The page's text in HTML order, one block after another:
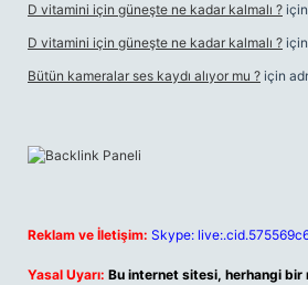
D vitamini için güneşte ne kadar kalmalı ? için
D vitamini için güneşte ne kadar kalmalı ? için
Bütün kameralar ses kaydı alıyor mu ? için
Reklam ve İletişim: Skype:
Yasal Uyarı: Bu internet sitesi, herhangi bir